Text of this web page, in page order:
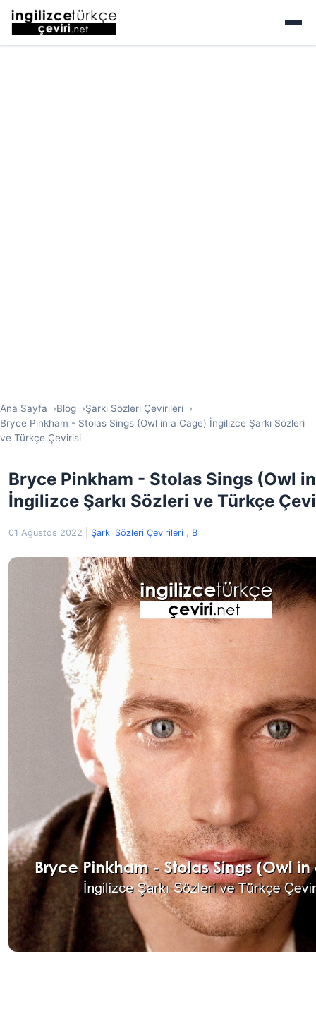
Ana Sayfa Blog
Şarkı Sözleri Çevirileri
Bryce Pinkham - Stolas Sings (Owl in a Cage) İngilizce Şarkı Sözleri
ve Türkçe Çevirisi
Bryce Pinkham - Stolas Sings (Owl
İngilizce Şarkı Sözleri ve Türkçe
01 Ağustos 2022 Şarkı Sözleri Çevirileri , B